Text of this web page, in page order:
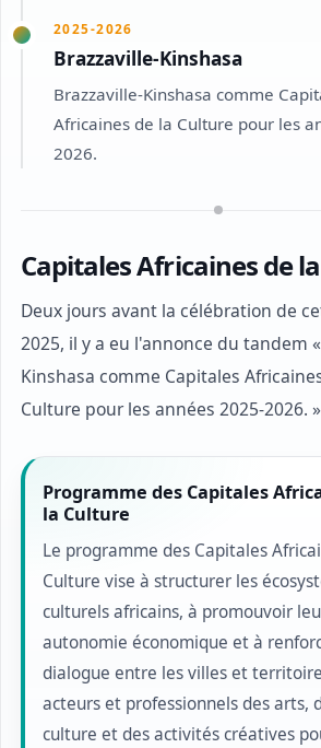
2025-2026
Brazzaville-Kinshasa
Brazzaville-Kinshasa comme
Africaines de la Culture pour les
2026.
Capitales Africaines de
Deux jours avant la célébration de
2025, il y a eu l'annonce du tandem
Kinshasa comme Capitales
Culture pour les années 2025-2026. »
Programme des Capitales
la Culture
Le programme des Capitales
Culture vise à structurer les
culturels africains, à promouvoir
autonomie économique et à
dialogue entre les villes et
acteurs et professionnels des arts,
culture et des activités créatives